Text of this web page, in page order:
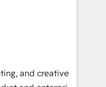
Website and
"HubScrub" Tool.
you need to
faster, and grow
portal •
• Track
buyer journey
and creative